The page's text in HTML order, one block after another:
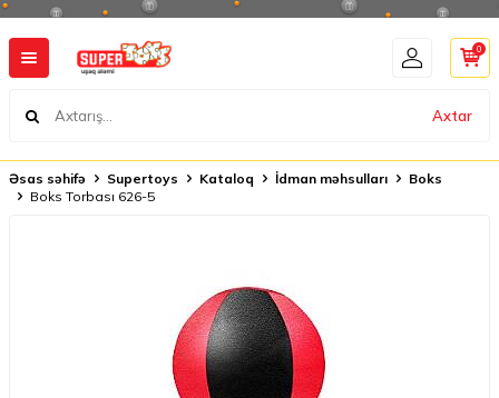
Axtar
0
Əsas səhifə Supertoys Kataloq İdman məhsulları
Boks
Boks Torbası 626-5